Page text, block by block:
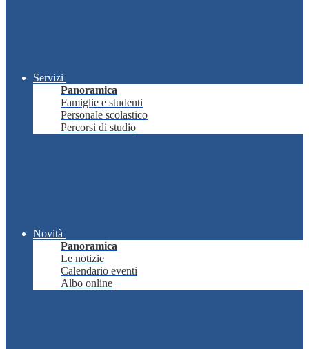
Servizi
Panoramica
Famiglie e studenti
Personale scolastico
Percorsi di studio
Novità
Panoramica
Le notizie
Calendario eventi
Albo online